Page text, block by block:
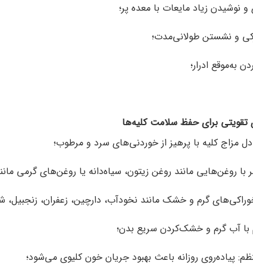
برای حفظ سلامت کلیه‌ها
مزاج کلیه با پرهیز از خوردنی‌های سرد و مرطوب؛
با روغن‌هایی مانند روغن زیتون، سیاه‌دانه یا روغن‌های گرمی
گرم و خشک مانند نخودآب، دارچین، زعفران، زنجبیل،
با آب گرم و خشک‌کردن سریع بدن؛
پیاده‌روی روزانه باعث بهبود جریان خون کلیوی می‌شود؛